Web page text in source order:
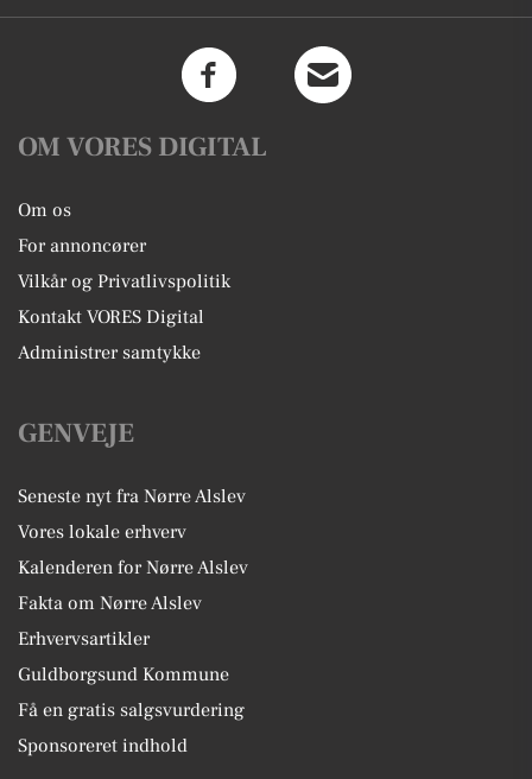
OM VORES DIGITAL
Om os
For annoncører
Vilkår og Privatlivspolitik
Kontakt VORES Digital
Administrer samtykke
GENVEJE
Seneste nyt fra Nørre Alslev
Vores lokale erhverv
Kalenderen for Nørre Alslev
Fakta om Nørre Alslev
Erhvervsartikler
Guldborgsund Kommune
Få en gratis salgsvurdering
Sponsoreret indhold